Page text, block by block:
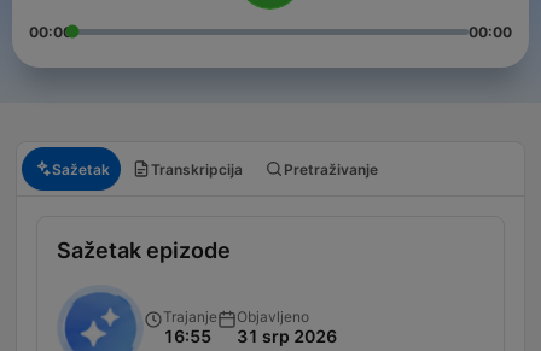
00:00 00:00
Sažetak Transkripcija Pretraživanje
Sažetak epizode
Trajanje
16:55
Objavljeno
31 srp 2026